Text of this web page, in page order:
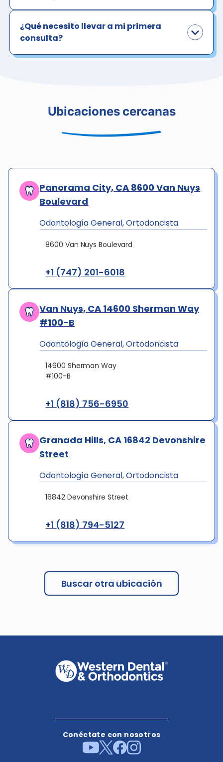
¿Qué necesito llevar a mi primera
consulta?
Ubicaciones cercanas
Panorama City, CA 8600 Van Nuys
Boulevard
Odontología General, Ortodoncista
8600 Van Nuys Boulevard
+1 (747) 201-6018
Van Nuys, CA 14600 Sherman Way
#100-B
Odontología General, Ortodoncista
14600 Sherman Way
#100-B
+1 (818) 756-6950
Granada Hills, CA 16842 Devonshire
Street
Odontología General, Ortodoncista
16842 Devonshire Street
+1 (818) 794-5127
Buscar otra ubicación
Conéctate con nosotros